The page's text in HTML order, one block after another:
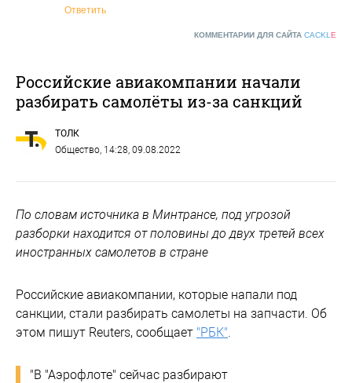
Ответить
КОММЕНТАРИИ ДЛЯ САЙТА CACKL E
Российские авиакомпании начали
разбирать самолёты из-за санкций
ТОЛК
Общество , 14:28, 09.08.2022
По словам источника в Минтрансе, под угрозой
разборки находится от половины до двух третей всех
иностранных самолетов в стране
Российские авиакомпании, которые напали под
санкции, стали разбирать самолеты на запчасти. Об
этом пишут Reuters, сообщает "РБК"
"В "Аэрофлоте" сейчас разбирают